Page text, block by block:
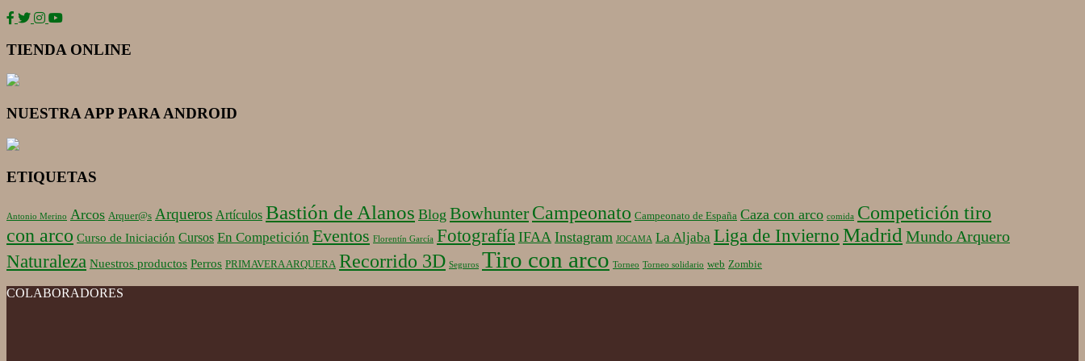
TIENDA ONLINE
NUESTRA APP PARA ANDROID
ETIQUETAS
Antonio Merino Arcos Arquer@s Arqueros Artículos Bastión de Alanos Blog Bowhunter Campeonato Campeonato de España Caza con arco comida Competición tiro
con arco Curso de Iniciación Cursos En Competición Eventos Florentín García Fotografía IFAA Instagram JOCAMA La Aljaba Liga de Invierno Madrid Mundo Arquero
Naturaleza Nuestros productos Perros PRIMAVERA ARQUERA Recorrido 3D Seguros Tiro con arco Torneo Torneo solidario web Zombie
COLABORADORES